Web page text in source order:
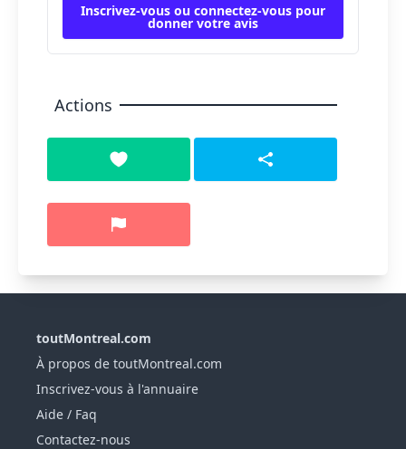
Inscrivez-vous ou connectez-vous pour
donner votre avis
Actions
toutMontreal.com
À propos de toutMontreal.com
Inscrivez-vous à l'annuaire
Aide / Faq
Contactez-nous